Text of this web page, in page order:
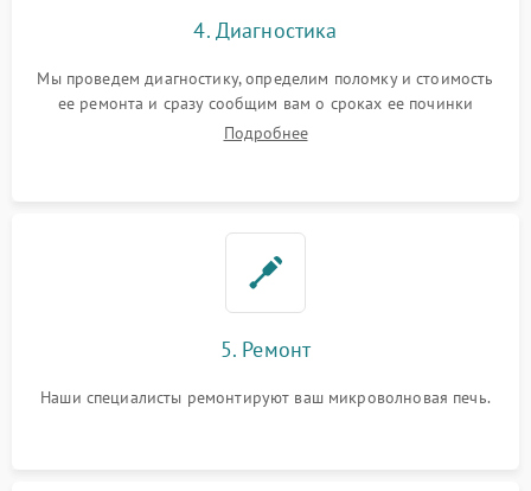
4. Диагностика
Мы проведем диагностику, определим поломку и стоимость
ее ремонта и сразу сообщим вам о сроках ее починки
Подробнее
5. Ремонт
Наши специалисты ремонтируют ваш микроволновая печь.